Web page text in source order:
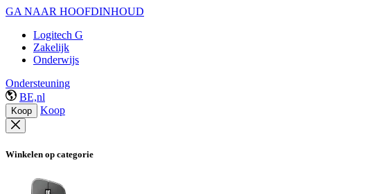
GA NAAR HOOFDINHOUD
Logitech G
Zakelijk
Onderwijs
Ondersteuning
BE,nl
Koop Koop
Winkelen op categorie